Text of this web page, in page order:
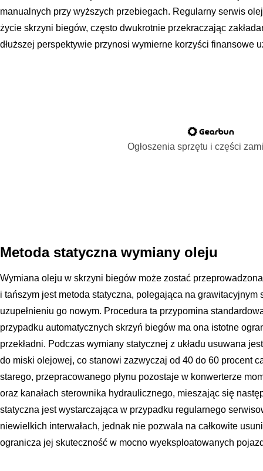
manualnych przy wyższych przebiegach. Regularny serwis
życie skrzyni biegów, często dwukrotnie przekraczając
dłuższej perspektywie przynosi wymierne korzyści finansowe
Ogłoszenia sprzętu i części
Metoda statyczna wymiany oleju
Wymiana oleju w skrzyni biegów może zostać
i tańszym jest metoda statyczna, polegająca na grawitacyjnym
uzupełnieniu go nowym. Procedura ta przypomina
przypadku automatycznych skrzyń biegów ma ona istotne
przekładni. Podczas wymiany statycznej z układu usuwana
do miski olejowej, co stanowi zazwyczaj od 40 do 60 procent
starego, przepracowanego płynu pozostaje w konwerterze
oraz kanałach sterownika hydraulicznego, mieszając się
statyczna jest wystarczająca w przypadku regularnego
niewielkich interwałach, jednak nie pozwala na całkowite
ogranicza jej skuteczność w mocno wyeksploatowanych